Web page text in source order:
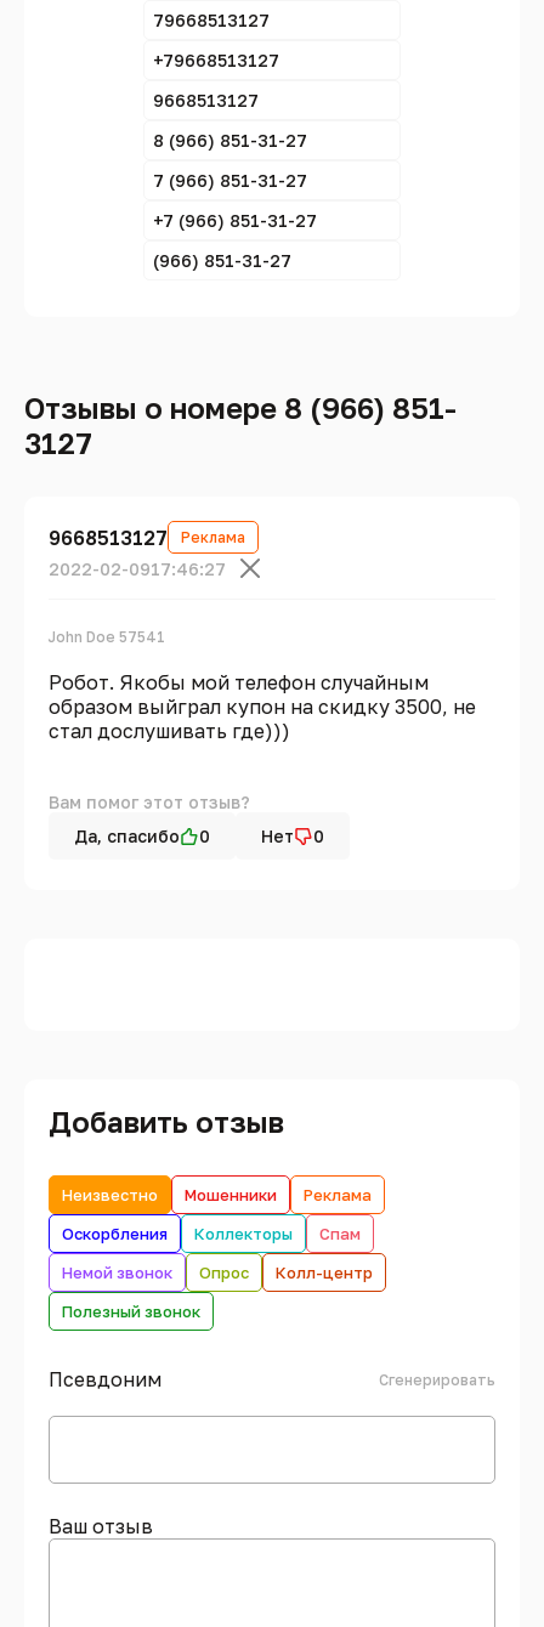
79668513127
+79668513127
9668513127
8 (966) 851-31-27
7 (966) 851-31-27
+7 (966) 851-31-27
(966) 851-31-27
Отзывы о номере 8 (966) 851-
3127
9668513127 Реклама
2022-02-0917:46:27
John Doe 57541
Робот. Якобы мой телефон случайным
образом выйграл купон на скидку 3500, не
стал дослушивать где)))
Вам помог этот отзыв?
Да, спасибо
0 Нет 0
Добавить отзыв
Неизвестно Мошенники
Реклама
Оскорбления
Коллекторы
Спам
Немой звонок
Опрос
Колл-центр
Полезный звонок
Псевдоним Сгенерировать
Ваш отзыв